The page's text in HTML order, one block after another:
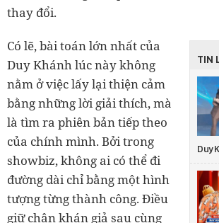
thay đổi.
TIN
Duy
Có lẽ, bài toán lớn nhất của
Duy Khánh lúc này không
nằm ở việc lấy lại thiện cảm
bằng những lời giải thích, mà
là tìm ra phiên bản tiếp theo
của chính mình. Bởi trong
showbiz, không ai có thể đi
đường dài chỉ bằng một hình
tượng từng thành công. Điều
giữ chân khán giả sau cùng